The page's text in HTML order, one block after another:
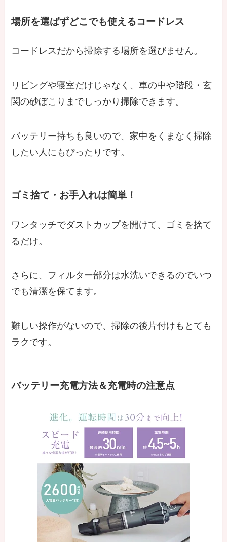
場所を選ばずどこでも使えるコードレス
コードレスだから掃除する場所を選びません。
リビングや寝室だけじゃなく、車の中や階段・玄
関の砂ぼこりまでしっかり掃除できます。
バッテリー持ちも良いので、家中をくまなく掃除
したい人にもぴったりです。
ゴミ捨て・お手入れは簡単！
ワンタッチでダストカップを開けて、ゴミを捨て
るだけ。
さらに、フィルター部分は水洗いできるのでいつ
でも清潔を保てます。
難しい操作がないので、掃除の後片付けもとても
ラクです。
バッテリー充電方法＆充電時の注意点